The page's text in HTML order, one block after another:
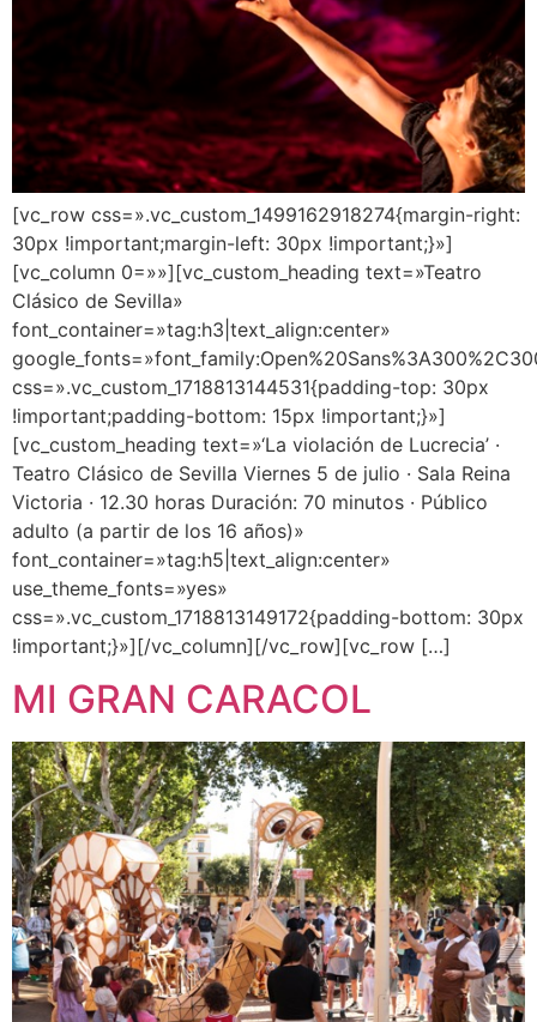
[vc_row css=».vc_custom_1499162918274{margin-right:
30px !important;margin-left: 30px !important;}»]
[vc_column 0=»»][vc_custom_heading text=»Teatro
Clásico de Sevilla»
font_container=»tag:h3|text_align:center»
css=».vc_custom_1718813144531{padding-top: 30px
!important;padding-bottom: 15px !important;}»]
[vc_custom_heading text=»‘La violación de Lucrecia’ ·
Teatro Clásico de Sevilla Viernes 5 de julio · Sala Reina
Victoria · 12.30 horas Duración: 70 minutos · Público
adulto (a partir de los 16 años)»
font_container=»tag:h5|text_align:center»
use_theme_fonts=»yes»
css=».vc_custom_1718813149172{padding-bottom: 30px
!important;}»][/vc_column][/vc_row][vc_row […]
MI GRAN CARACOL